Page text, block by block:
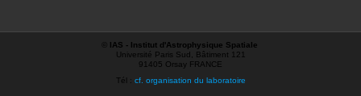
IAS - Institut d'Astrophysique Spatiale
Université Paris Sud, Bâtiment 121
91405 Orsay FRANCE
Tél : cf. organisation du laboratoire